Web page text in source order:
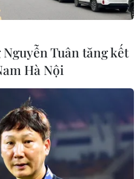
Tuân tăng kết
Hà Nội